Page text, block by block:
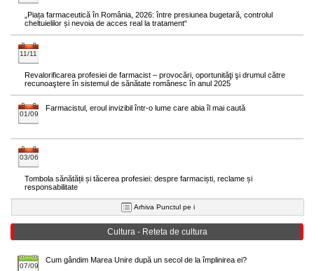
„Piața farmaceutică în România, 2026: între presiunea bugetară, controlul
cheltuielilor și nevoia de acces real la tratament“
11/11
Revalorificarea profesiei de farmacist – provocări, oportunităţi şi drumul către
recunoaştere în sistemul de sănătate românesc în anul 2025
01/09
Farmacistul, eroul invizibil într-o lume care abia îl mai caută
03/06
Tombola sănătății și tăcerea profesiei: despre farmaciști, reclame și
responsabilitate
Arhiva Punctul pe i
Cultura - Reteta de cultura
07/09
Cum gândim Marea Unire după un secol de la împlinirea ei?